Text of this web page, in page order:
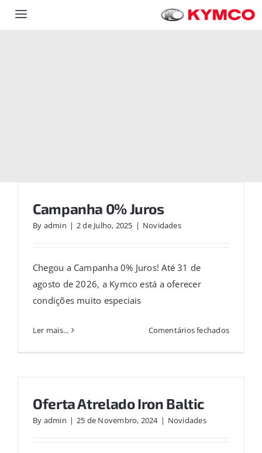
Skip
Toggle
CONCESSIONÁRIOS
Campanha 0% Juros
By admin | 2 de Julho, 2025 | Novidades
Chegou a Campanha 0% Juros! Até 31 de
agosto de 2026, a Kymco está a oferecer
condições muito especiais
Ler mais... Comentários fechadosem
Oferta Atrelado Iron Baltic
By admin | 25 de Novembro, 2024 | Novidades